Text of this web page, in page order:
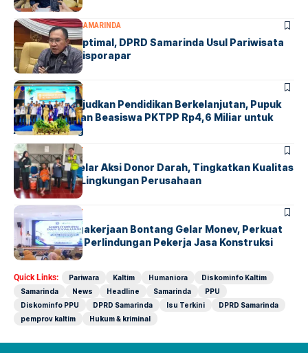
DPRD SAMARINDASAMARINDA
Sebut Lebih Optimal, DPRD Samarinda Usul Pariwisata
Dipisah dari Disporapar
BONTANGSOCIETY
Komitmen Wujudkan Pendidikan Berkelanjutan, Pupuk
Kaltim Salurkan Beasiswa PKTPP Rp4,6 Miliar untuk
Anak Bontang
BONTANG SOCIETY
PAMA INDO Gelar Aksi Donor Darah, Tingkatkan Kualitas
Kesehatan di Lingkungan Perusahaan
BONTANG SOCIETY
BPJS Ketenagakerjaan Bontang Gelar Monev, Perkuat
Sinergi Untuk Perlindungan Pekerja Jasa Konstruksi
Quick Links: Pariwara Kaltim Humaniora
Diskominfo Kaltim
Samarinda
News Headline Samarinda
PPU
Diskominfo PPU
DPRD Samarinda Isu Terkini
DPRD Samarinda
pemprov kaltim
Hukum & kriminal